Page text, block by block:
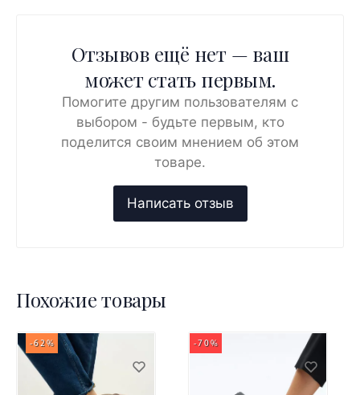
Отзывов ещё нет — ваш
может стать первым.
Помогите другим пользователям с
выбором - будьте первым, кто
поделится своим мнением об этом
товаре.
Похожие товары
-62% -70%